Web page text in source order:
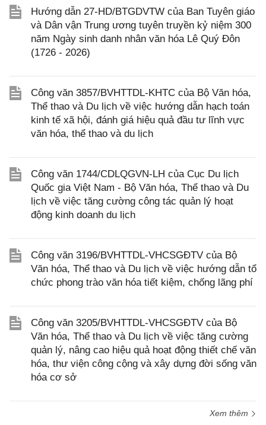
Hướng dẫn 27-HD/BTGDVTW của Ban Tuyên giáo
và Dân vận Trung ương tuyên truyền kỷ niệm 300
năm Ngày sinh danh nhân văn hóa Lê Quý Đôn
(1726 - 2026)
Công văn 3857/BVHTTDL-KHTC của Bộ Văn hóa,
Thể thao và Du lịch về việc hướng dẫn hạch toán
kinh tế xã hội, đánh giá hiệu quả đầu tư lĩnh vực
văn hóa, thể thao và du lịch
Công văn 1744/CDLQGVN-LH của Cục Du lịch
Quốc gia Việt Nam - Bộ Văn hóa, Thể thao và Du
lịch về việc tăng cường công tác quản lý hoạt
động kinh doanh du lịch
Công văn 3196/BVHTTDL-VHCSGĐTV của Bộ
Văn hóa, Thể thao và Du lịch về việc hướng dẫn tổ
chức phong trào văn hóa tiết kiệm, chống lãng phí
Công văn 3205/BVHTTDL-VHCSGĐTV của Bộ
Văn hóa, Thể thao và Du lịch về việc tăng cường
quản lý, nâng cao hiệu quả hoạt động thiết chế văn
hóa, thư viện công cộng và xây dựng đời sống văn
hóa cơ sở
Xem thêm